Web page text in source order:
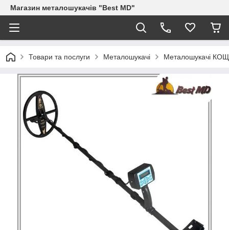
Магазин металошукачів "Best MD"
Товари та послуги Металошукачі Металошукачі